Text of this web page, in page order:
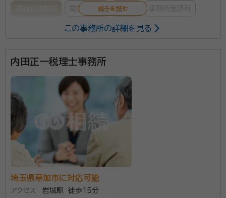
電話相談可 訪問可 事務所面談可
オンライン面談可
自宅近くのファミレスに、すぐに来て初回の打合せをしたいただきまし
た。
契約後の感想
相続に詳しいスタッフがいるので、安心して相続税申告を依頼できると
思います。
はじめての相続に、不安を抱えていませんか？ その不
安、私たちと一緒に整理しましょう。
この事務所の詳細を見る
内田正一税理士事務所
埼玉県草加市に対応可能
アクセス
岩城駅 徒歩15分